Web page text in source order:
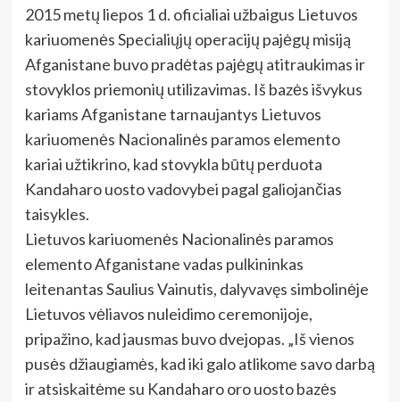
2015 metų liepos 1 d. oficialiai užbaigus Lietuvos
kariuomenės Specialiųjų operacijų pajėgų misiją
Afganistane buvo pradėtas pajėgų atitraukimas ir
stovyklos priemonių utilizavimas. Iš bazės išvykus
kariams Afganistane tarnaujantys Lietuvos
kariuomenės Nacionalinės paramos elemento
kariai užtikrino, kad stovykla būtų perduota
Kandaharo uosto vadovybei pagal galiojančias
taisykles.
Lietuvos kariuomenės Nacionalinės paramos
elemento Afganistane vadas pulkininkas
leitenantas Saulius Vainutis, dalyvavęs simbolinėje
Lietuvos vėliavos nuleidimo ceremonijoje,
pripažino, kad jausmas buvo dvejopas. „Iš vienos
pusės džiaugiamės, kad iki galo atlikome savo darbą
ir atsiskaitėme su Kandaharo oro uosto bazės